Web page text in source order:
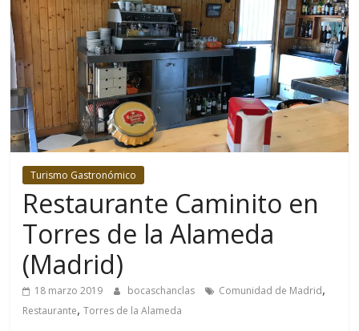
Turismo Gastronómico
Restaurante Caminito en
Torres de la Alameda
(Madrid)
18 marzo 2019 bocaschanclas Comunidad de Madrid,
Restaurante,Torres de la Alameda